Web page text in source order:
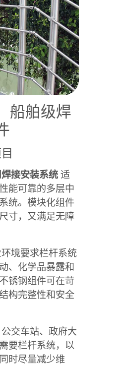
船舶级焊
接安装系统适
能可靠的多层中
统。模块化组件
寸，又满足无障
境要求栏杆系统
、化学品暴露和
锈钢组件可在苛
构完整性和安全
公交车站、政府大
要栏杆系统，以
时尽量减少维